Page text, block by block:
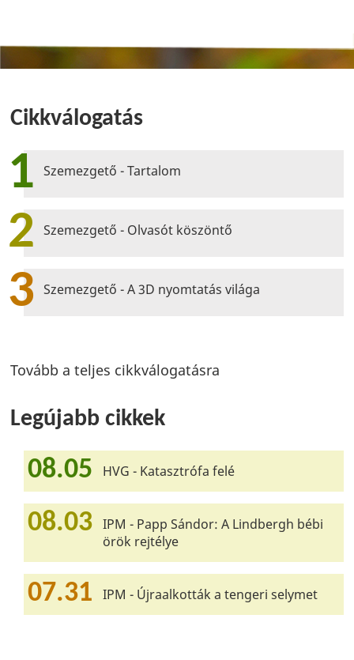
Cikkválogatás
1 Szemezgető - Tartalom
2 Szemezgető - Olvasót köszöntő
3 Szemezgető - A 3D nyomtatás világa
Tovább a teljes cikkválogatásra
Legújabb cikkek
08.05 HVG - Katasztrófa felé
08.03
IPM - Papp Sándor: A Lindbergh bébi
örök rejtélye
07.31 IPM - Újraalkották a tengeri selymet